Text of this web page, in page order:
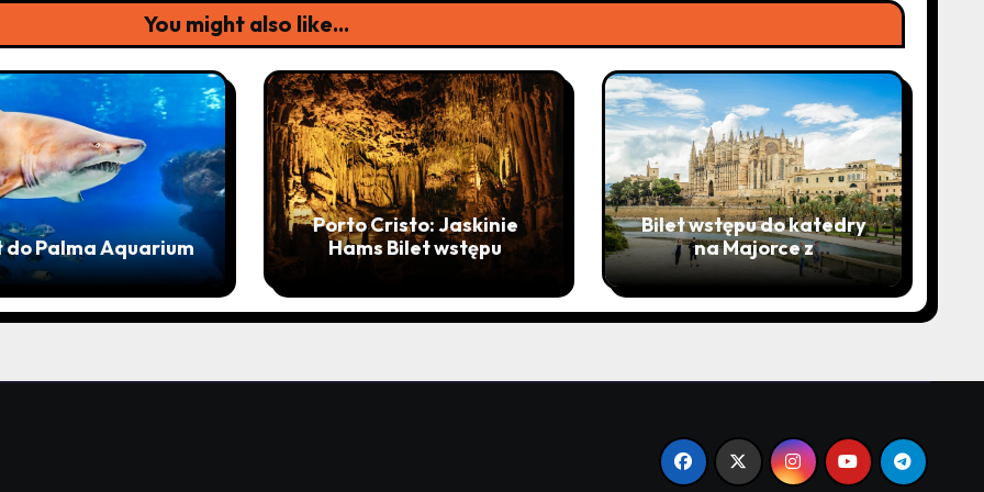
You might also like...
do Palma Aquarium
Porto Cristo: Jaskinie
Hams Bilet wstępu
Bilet wstępu do katedry
na Majorce z
pominięciem kolejki